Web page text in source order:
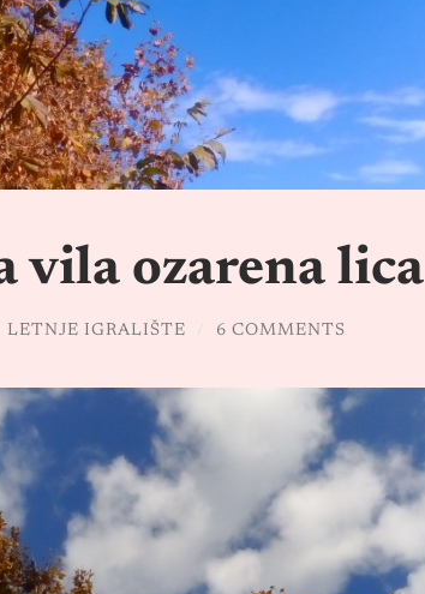
vila ozarena lica
LETNJE IGRALIŠTE / 6 COMMENTS